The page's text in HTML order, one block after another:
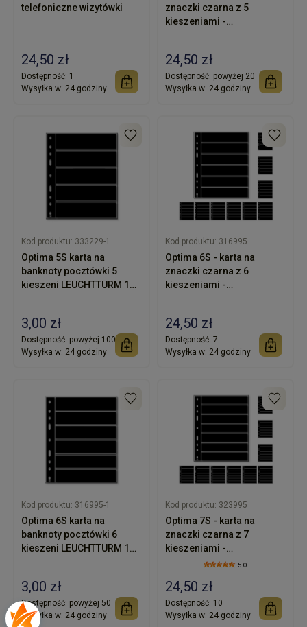
telefoniczne wizytówki
24,50 zł
Dostępność: 1
Wysyłka w: 24 godziny
znaczki czarna z 5
kieszeniami -
24,50 zł
Dostępność: powyżej 20
Wysyłka w: 24 godziny
Kod produktu: 333229-1
Optima 5S karta na
banknoty pocztówki 5
kieszeni LEUCHTTURM 1
3,00 zł
Dostępność: powyżej 100
Wysyłka w: 24 godziny
Kod produktu: 316995
Optima 6S - karta na
znaczki czarna z 6
kieszeniami -
24,50 zł
Dostępność: 7
Wysyłka w: 24 godziny
Kod produktu: 316995-1
Optima 6S karta na
banknoty pocztówki 6
kieszeni LEUCHTTURM 1
3,00 zł
Dostępność: powyżej 50
Wysyłka w: 24 godziny
Kod produktu: 323995
Optima 7S - karta na
znaczki czarna z 7
kieszeniami -
LEUCHTTURM -
5.0
24,50 zł
Dostępność: 10
Wysyłka w: 24 godziny